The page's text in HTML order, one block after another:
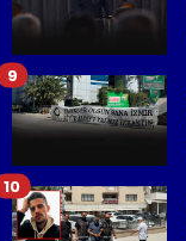
9
10